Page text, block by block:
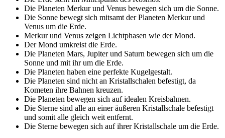
Die Planeten Merkur und Venus bewegen sich um die Sonne.
Die Sonne bewegt sich mitsamt der Planeten Merkur und
Venus um die Erde.
Merkur und Venus zeigen Lichtphasen wie der Mond.
Der Mond umkreist die Erde.
Die Planeten Mars, Jupiter und Saturn bewegen sich um die
Sonne und mit ihr um die Erde.
Die Planeten haben eine perfekte Kugelgestalt.
Die Planeten sind nicht an Kristallschalen befestigt, da
Kometen ihre Bahnen kreuzen.
Die Planeten bewegen sich auf idealen Kreisbahnen.
Die Sterne sind alle an einer äußeren Kristallschale befestigt
und somit alle gleich weit entfernt.
Die Sterne bewegen sich auf ihrer Kristallschale um die Erde.